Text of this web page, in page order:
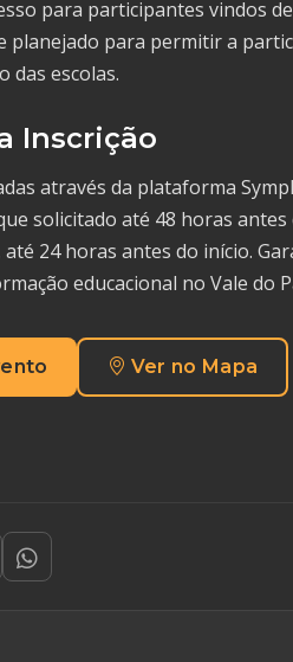
para participantes vindos
para permitir a
das escolas.
Inscrição
através da plataforma
solicitado até 48 horas
24 horas antes do início.
educacional no Vale do
Ver no Mapa